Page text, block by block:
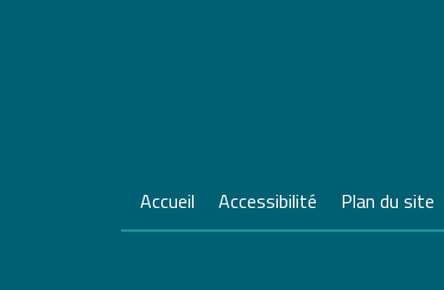
Accueil Accessibilité Plan du site